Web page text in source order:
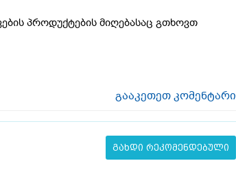
პროდუქტების მიღებასაც გთხოვთ
გააკეთეთ კომენტარი
გახდი რეკომენდებული